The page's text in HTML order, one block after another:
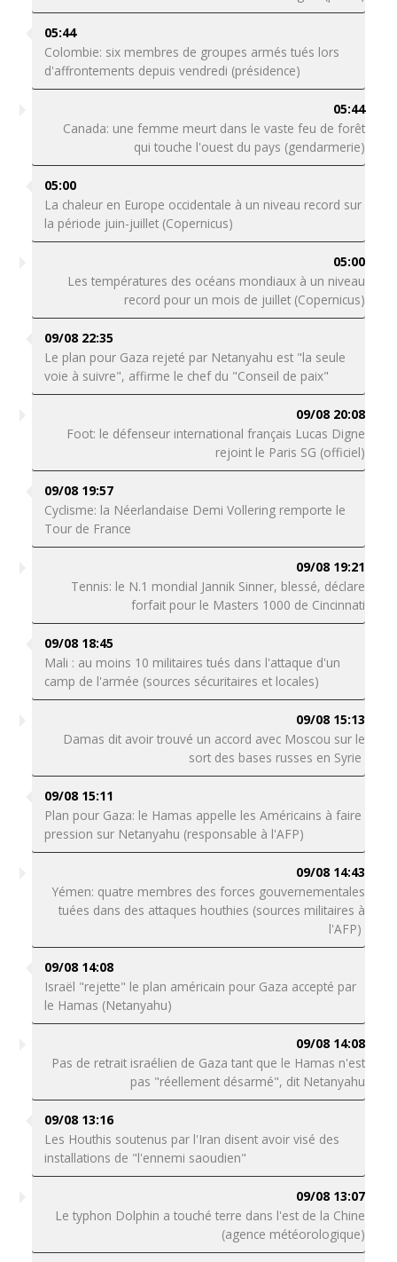
05:44
Colombie: six membres de groupes armés tués lors
d'affrontements depuis vendredi (présidence)
05:44
Canada: une femme meurt dans le vaste feu de forêt
qui touche l'ouest du pays (gendarmerie)
05:00
La chaleur en Europe occidentale à un niveau record sur
la période juin-juillet (Copernicus)
05:00
Les températures des océans mondiaux à un niveau
record pour un mois de juillet (Copernicus)
09/08 22:35
Le plan pour Gaza rejeté par Netanyahu est "la seule
voie à suivre", affirme le chef du "Conseil de paix"
09/08 20:08
Foot: le défenseur international français Lucas Digne
rejoint le Paris SG (officiel)
09/08 19:57
Cyclisme: la Néerlandaise Demi Vollering remporte le
Tour de France
09/08 19:21
Tennis: le N.1 mondial Jannik Sinner, blessé, déclare
forfait pour le Masters 1000 de Cincinnati
09/08 18:45
Mali : au moins 10 militaires tués dans l'attaque d'un
camp de l'armée (sources sécuritaires et locales)
09/08 15:13
Damas dit avoir trouvé un accord avec Moscou sur le
sort des bases russes en Syrie
09/08 15:11
Plan pour Gaza: le Hamas appelle les Américains à faire
pression sur Netanyahu (responsable à l'AFP)
09/08 14:43
Yémen: quatre membres des forces gouvernementales
tuées dans des attaques houthies (sources militaires à
l'AFP)
09/08 14:08
Israël "rejette" le plan américain pour Gaza accepté par
le Hamas (Netanyahu)
09/08 14:08
Pas de retrait israélien de Gaza tant que le Hamas n'est
pas "réellement désarmé", dit Netanyahu
09/08 13:16
Les Houthis soutenus par l'Iran disent avoir visé des
installations de "l'ennemi saoudien"
09/08 13:07
Le typhon Dolphin a touché terre dans l'est de la Chine
(agence météorologique)